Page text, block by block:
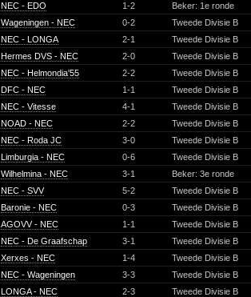
NEC - EDO 1-2
Beker: 1e ronde
Wageningen - NEC 0-2
Tweede Divisie B
NEC - LONGA 2-1
Tweede Divisie B
Hermes DVS - NEC 2-0
Tweede Divisie B
NEC - Helmondia'55 2-2
Tweede Divisie B
DFC - NEC 1-1
Tweede Divisie B
NEC - Vitesse 4-1
Tweede Divisie B
NOAD - NEC 2-2
Tweede Divisie B
NEC - Roda JC 3-0
Tweede Divisie B
Limburgia - NEC 0-6
Tweede Divisie B
Wilhelmina - NEC 3-1
Beker: 3e ronde
NEC - SVV 5-2
Tweede Divisie B
Baronie - NEC 0-3
Tweede Divisie B
AGOVV - NEC 1-1
Tweede Divisie B
NEC - De Graafschap 3-1
Tweede Divisie B
Xerxes - NEC 1-4
Tweede Divisie B
NEC - Wageningen 3-3
Tweede Divisie B
LONGA - NEC 2-3
Tweede Divisie B